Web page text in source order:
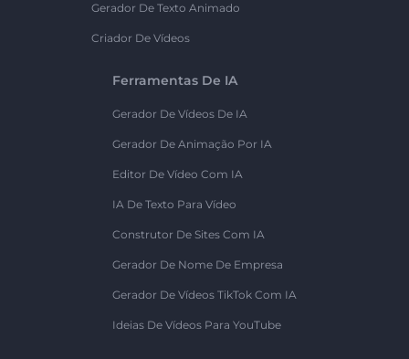
Gerador De Texto Animado
Criador De Vídeos
Ferramentas De IA
Gerador De Vídeos De IA
Gerador De Animação Por IA
Editor De Vídeo Com IA
IA De Texto Para Vídeo
Construtor De Sites Com IA
Gerador De Nome De Empresa
Gerador De Vídeos TikTok Com IA
Ideias De Vídeos Para YouTube